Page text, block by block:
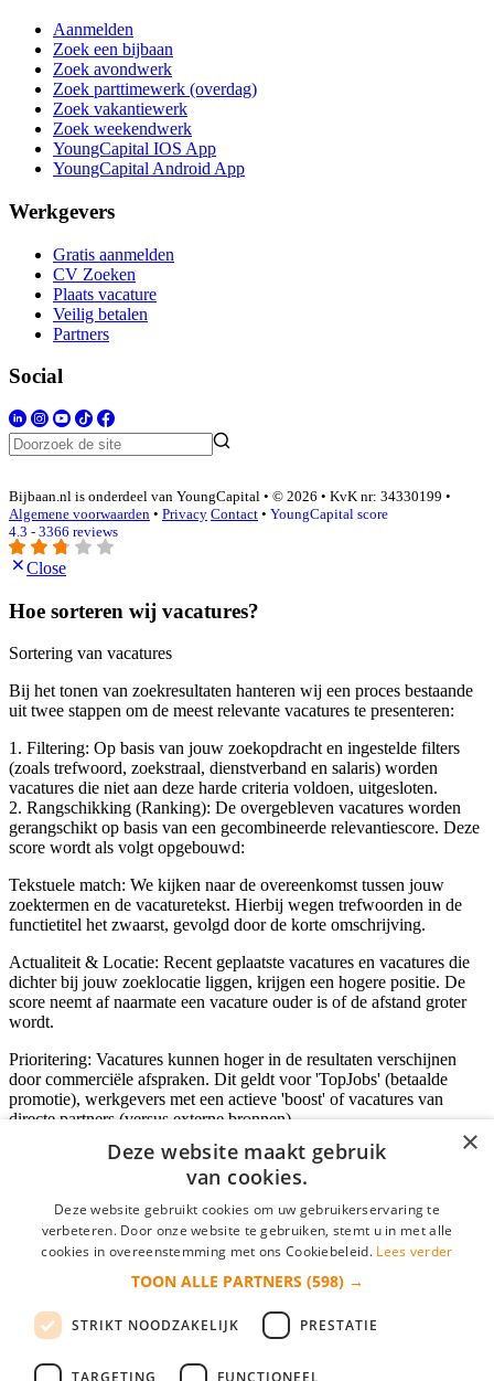
Aanmelden
Zoek een bijbaan
Zoek avondwerk
Zoek parttimewerk (overdag)
Zoek vakantiewerk
Zoek weekendwerk
YoungCapital IOS App
YoungCapital Android App
Werkgevers
Gratis aanmelden
CV Zoeken
Plaats vacature
Veilig betalen
Partners
Social
Bijbaan.nl is onderdeel van YoungCapital • © 2026 • KvK nr: 34330199 •
Algemene voorwaarden • Privacy Contact • YoungCapital score
4.3 - 3366 reviews
Close
Hoe sorteren wij vacatures?
Sortering van vacatures
Bij het tonen van zoekresultaten hanteren wij een proces bestaande
uit twee stappen om de meest relevante vacatures te presenteren:
1. Filtering: Op basis van jouw zoekopdracht en ingestelde filters
(zoals trefwoord, zoekstraal, dienstverband en salaris) worden
vacatures die niet aan deze harde criteria voldoen, uitgesloten.
2. Rangschikking (Ranking): De overgebleven vacatures worden
gerangschikt op basis van een gecombineerde relevantiescore. Deze
score wordt als volgt opgebouwd:
Tekstuele match: We kijken naar de overeenkomst tussen jouw
zoektermen en de vacaturetekst. Hierbij wegen trefwoorden in de
functietitel het zwaarst, gevolgd door de korte omschrijving.
Actualiteit & Locatie: Recent geplaatste vacatures en vacatures die
dichter bij jouw zoeklocatie liggen, krijgen een hogere positie. De
score neemt af naarmate een vacature ouder is of de afstand groter
wordt.
Prioritering: Vacatures kunnen hoger in de resultaten verschijnen
door commerciële afspraken. Dit geldt voor 'TopJobs' (betaalde
promotie), werkgevers met een actieve 'boost' of vacatures van
directe partners (versus externe bronnen).
Inloggen als bedrijf
*
login gegevens onthouden
login
×
Deze website maakt gebruik
van cookies.
Deze website gebruikt cookies om uw gebruikerservaring te
verbeteren. Door onze website te gebruiken, stemt u in met alle
cookies in overeenstemming met ons Cookiebeleid. Lees verder
TOON ALLE PARTNERS (598) →
STRIKT NOODZAKELIJK PRESTATIE
TARGETING FUNCTIONEEL